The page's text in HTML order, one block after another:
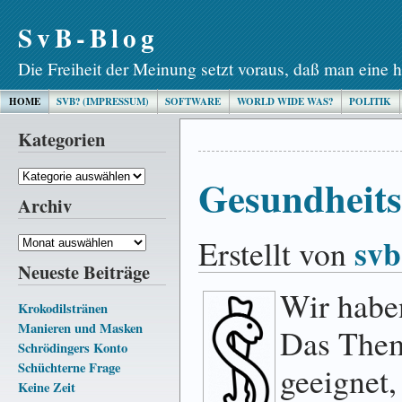
SvB-Blog
Die Freiheit der Meinung setzt voraus, daß man eine
HOME SVB? (IMPRESSUM) SOFTWARE WORLD WIDE WAS? POLITIK
Kategorien
Kategorien
Archiv
Archiv
Neueste Beiträge
Krokodilstränen
Manieren und Masken
Schrödingers Konto
Schüchterne Frage
Keine Zeit
Erstellt vonsvb
Wir
Das